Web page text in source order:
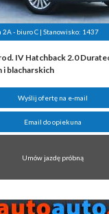
- biuro C | Stanowisko: 1437
IV Hatchback 2.0
i blacharskich
Wyślij ofertę na e-mail
Email do opiekuna
Umów jazdę próbną